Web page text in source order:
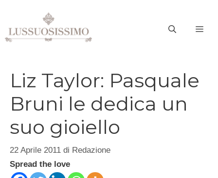
contenuto
Liz Taylor: Pasquale
Bruni le dedica un
suo gioiello
22 Aprile 2011 di Redazione
Spread the love